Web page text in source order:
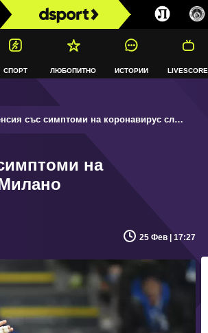
СПОРТ ЛЮБОПИТНО ИСТОРИИ LIVESCORE
на коронавирус след гостуването в Милано
на
25 Фев | 17:27